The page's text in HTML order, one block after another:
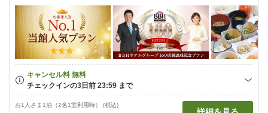
お1人さま1泊（2名1室利用時） (税込)